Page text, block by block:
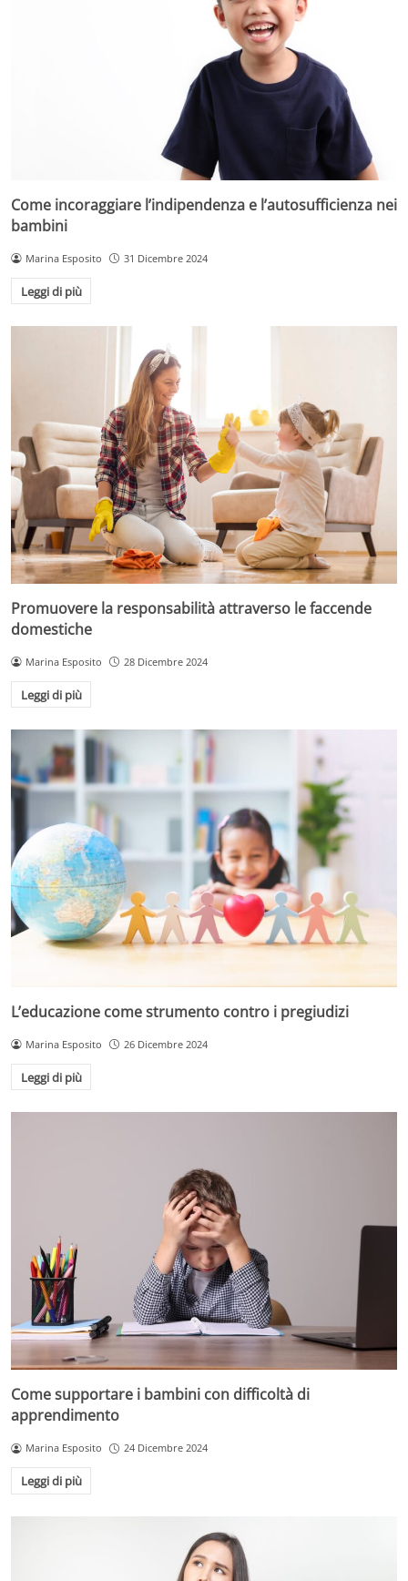
Come incoraggiare l’indipendenza e l’autosufficienza nei
bambini
Marina Esposito 31 Dicembre 2024
Leggi di più
Promuovere la responsabilità attraverso le faccende
domestiche
Marina Esposito 28 Dicembre 2024
Leggi di più
L’educazione come strumento contro i pregiudizi
Marina Esposito 26 Dicembre 2024
Leggi di più
Come supportare i bambini con difficoltà di
apprendimento
Marina Esposito 24 Dicembre 2024
Leggi di più